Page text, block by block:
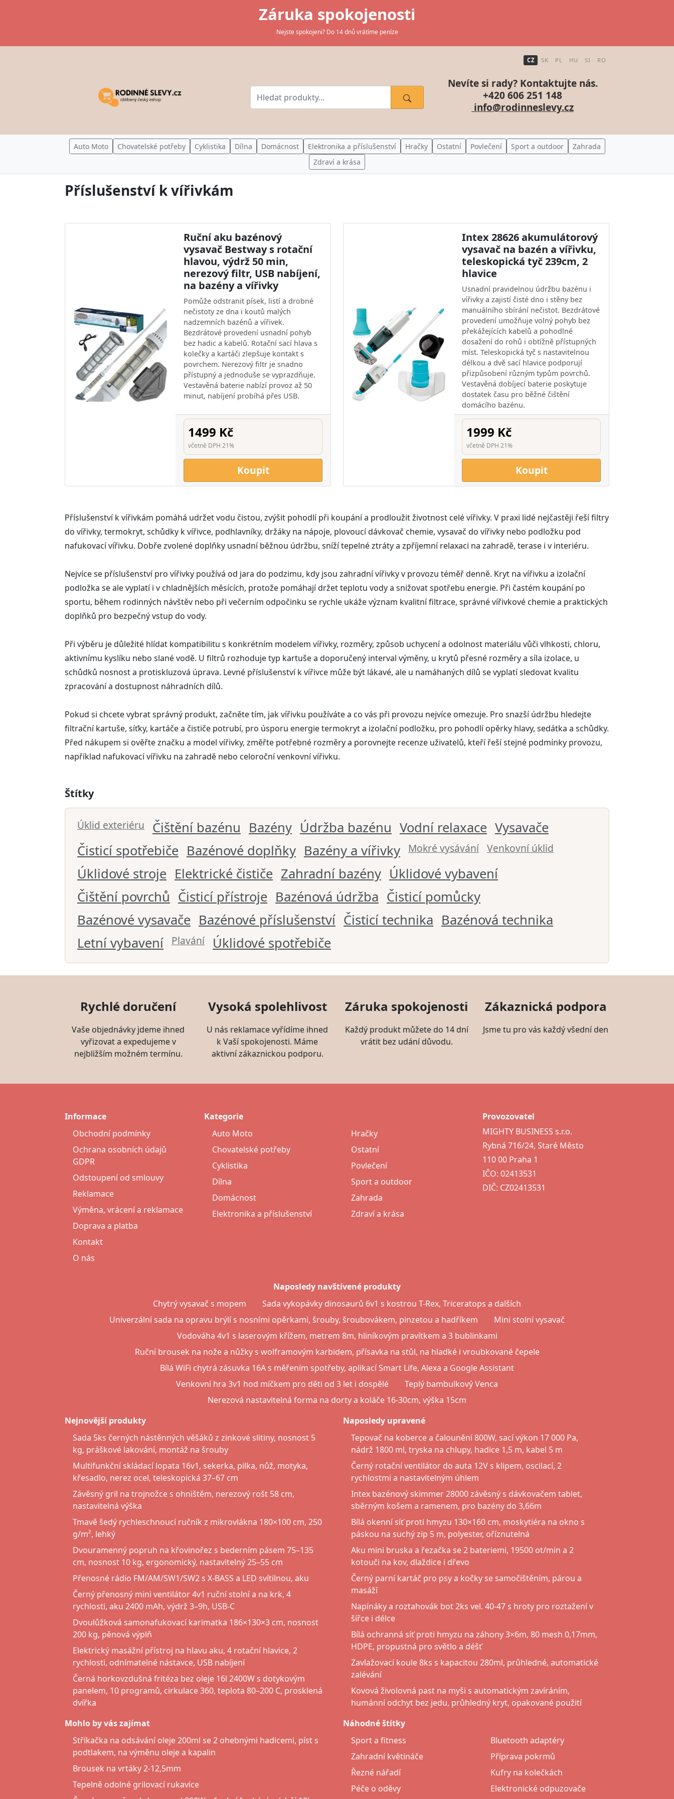
Záruka spokojenosti
Nejste spokojeni? Do 14 dnů vrátíme peníze
CZ SK PL HU SI RO
Nevíte si rady? Kontaktujte nás.
+420 606 251 148
info@rodinneslevy.cz
Auto Moto Chovatelské potřeby Cyklistika Dílna Domácnost Elektronika a příslušenství Hračky Ostatní Povlečení Sport a outdoor
Zahrada
Zdraví a krása
Příslušenství k vířivkám
Ruční aku bazénový
vysavač Bestway s rotační
hlavou, výdrž 50 min,
nerezový filtr, USB nabíjení,
na bazény a vířivky
Pomůže odstranit písek, listí a drobné
nečistoty ze dna i koutů malých
nadzemních bazénů a vířivek.
Bezdrátové provedení usnadní pohyb
bez hadic a kabelů. Rotační sací hlava s
kolečky a kartáči zlepšuje kontakt s
povrchem. Nerezový filtr je snadno
přístupný a jednoduše se vyprazdňuje.
Vestavěná baterie nabízí provoz až 50
minut, nabíjení probíhá přes USB.
1499 Kč
včetně DPH 21%
Koupit
Intex 28626 akumulátorový
vysavač na bazén a vířivku,
teleskopická tyč 239cm, 2
hlavice
Usnadní pravidelnou údržbu bazénu i
vířivky a zajistí čisté dno i stěny bez
manuálního sbírání nečistot. Bezdrátové
provedení umožňuje volný pohyb bez
překážejících kabelů a pohodlné
dosažení do rohů i obtížně přístupných
míst. Teleskopická tyč s nastavitelnou
délkou a dvě sací hlavice podporují
přizpůsobení různým typům povrchů.
Vestavěná dobíjecí baterie poskytuje
dostatek času pro běžné čištění
domácího bazénu.
1999 Kč
včetně DPH 21%
Koupit
Příslušenství k vířivkám pomáhá udržet vodu čistou, zvýšit pohodlí při koupání a prodloužit životnost celé vířivky. V praxi lidé nejčastěji řeší filtry
do vířivky, termokryt, schůdky k vířivce, podhlavníky, držáky na nápoje, plovoucí dávkovač chemie, vysavač do vířivky nebo podložku pod
nafukovací vířivku. Dobře zvolené doplňky usnadní běžnou údržbu, sníží tepelné ztráty a zpříjemní relaxaci na zahradě, terase i v interiéru.
Nejvíce se příslušenství pro vířivky používá od jara do podzimu, kdy jsou zahradní vířivky v provozu téměř denně. Kryt na vířivku a izolační
podložka se ale vyplatí i v chladnějších měsících, protože pomáhají držet teplotu vody a snižovat spotřebu energie. Při častém koupání po
sportu, během rodinných návštěv nebo při večerním odpočinku se rychle ukáže význam kvalitní filtrace, správné vířivkové chemie a praktických
doplňků pro bezpečný vstup do vody.
Při výběru je důležité hlídat kompatibilitu s konkrétním modelem vířivky, rozměry, způsob uchycení a odolnost materiálu vůči vlhkosti, chloru,
aktivnímu kyslíku nebo slané vodě. U filtrů rozhoduje typ kartuše a doporučený interval výměny, u krytů přesné rozměry a síla izolace, u
schůdků nosnost a protiskluzová úprava. Levné příslušenství k vířivce může být lákavé, ale u namáhaných dílů se vyplatí sledovat kvalitu
zpracování a dostupnost náhradních dílů.
Pokud si chcete vybrat správný produkt, začněte tím, jak vířivku používáte a co vás při provozu nejvíce omezuje. Pro snazší údržbu hledejte
filtrační kartuše, síťky, kartáče a čističe potrubí, pro úsporu energie termokryt a izolační podložku, pro pohodlí opěrky hlavy, sedátka a schůdky.
Před nákupem si ověřte značku a model vířivky, změřte potřebné rozměry a porovnejte recenze uživatelů, kteří řeší stejné podmínky provozu,
například nafukovací vířivku na zahradě nebo celoroční venkovní vířivku.
Štítky
Úklid exteriéru Čištění bazénu Bazény Údržba bazénu Vodní relaxace Vysavače
Čisticí spotřebiče Bazénové doplňky Bazény a vířivky Mokré vysávání Venkovní úklid
Úklidové stroje Elektrické čističe Zahradní bazény Úklidové vybavení
Čištění povrchů Čisticí přístroje Bazénová údržba Čisticí pomůcky
Bazénové vysavače Bazénové příslušenství Čisticí technika Bazénová technika
Letní vybavení
Plavání Úklidové spotřebiče
Rychlé doručení
Vaše objednávky jdeme ihned
vyřizovat a expedujeme v
nejbližším možném termínu.
Vysoká spolehlivost
U nás reklamace vyřídíme ihned
k Vaší spokojenosti. Máme
aktivní zákaznickou podporu.
Záruka spokojenosti
Každý produkt můžete do 14 dní
vrátit bez udání důvodu.
Zákaznická podpora
Jsme tu pro vás každý všední den
Informace
Obchodní podmínky
Ochrana osobních údajů
GDPR
Odstoupení od smlouvy
Reklamace
Výměna, vrácení a reklamace
Doprava a platba
Kontakt
O nás
Kategorie
Auto Moto
Chovatelské potřeby
Cyklistika
Dílna
Domácnost
Elektronika a příslušenství
Hračky
Ostatní
Povlečení
Sport a outdoor
Zahrada
Zdraví a krása
Provozovatel
MIGHTY BUSINESS s.r.o.
Rybná 716/24, Staré Město
110 00 Praha 1
IČO: 02413531
DIČ: CZ02413531
Naposledy navštívené produkty
Chytrý vysavač s mopem
Sada vykopávky dinosaurů 6v1 s kostrou T-Rex, Triceratops a dalších
Univerzální sada na opravu brýlí s nosními opěrkami, šrouby, šroubovákem, pinzetou a hadříkem
Mini stolní vysavač
Vodováha 4v1 s laserovým křížem, metrem 8m, hliníkovým pravítkem a 3 bublinkami
Ruční brousek na nože a nůžky s wolframovým karbidem, přísavka na stůl, na hladké i vroubkované čepele
Bílá WiFi chytrá zásuvka 16A s měřením spotřeby, aplikací Smart Life, Alexa a Google Assistant
Venkovní hra 3v1 hod míčkem pro děti od 3 let i dospělé
Teplý bambulkový Venca
Nerezová nastavitelná forma na dorty a koláče 16-30cm, výška 15cm
Nejnovější produkty
Sada 5ks černých nástěnných věšáků z zinkové slitiny, nosnost 5
kg, práškové lakování, montáž na šrouby
Multifunkční skládací lopata 16v1, sekerka, pilka, nůž, motyka,
křesadlo, nerez ocel, teleskopická 37–67 cm
Závěsný gril na trojnožce s ohništěm, nerezový rošt 58 cm,
nastavitelná výška
Tmavě šedý rychleschnoucí ručník z mikrovlákna 180×100 cm, 250
g/m², lehký
Dvouramenný popruh na křovinořez s bederním pásem 75–135
cm, nosnost 10 kg, ergonomický, nastavitelný 25–55 cm
Přenosné rádio FM/AM/SW1/SW2 s X-BASS a LED svítilnou, aku
Černý přenosný mini ventilátor 4v1 ruční stolní a na krk, 4
rychlosti, aku 2400 mAh, výdrž 3–9h, USB-C
Dvoulůžková samonafukovací karimatka 186×130×3 cm, nosnost
200 kg, pěnová výplň
Elektrický masážní přístroj na hlavu aku, 4 rotační hlavice, 2
rychlosti, odnímatelné nástavce, USB nabíjení
Černá horkovzdušná fritéza bez oleje 16l 2400W s dotykovým
panelem, 10 programů, cirkulace 360, teplota 80–200 C, prosklená
dvířka
Naposledy upravené
Tepovač na koberce a čalounění 800W, sací výkon 17 000 Pa,
nádrž 1800 ml, tryska na chlupy, hadice 1,5 m, kabel 5 m
Černý rotační ventilátor do auta 12V s klipem, oscilací, 2
rychlostmi a nastavitelným úhlem
Intex bazénový skimmer 28000 závěsný s dávkovačem tablet,
sběrným košem a ramenem, pro bazény do 3,66m
Bílá okenní síť proti hmyzu 130×160 cm, moskytiéra na okno s
páskou na suchý zip 5 m, polyester, oříznutelná
Aku mini bruska a řezačka se 2 bateriemi, 19500 ot/min a 2
kotouči na kov, dlaždice i dřevo
Černý parní kartáč pro psy a kočky se samočištěním, párou a
masáží
Napínáky a roztahovák bot 2ks vel. 40-47 s hroty pro roztažení v
šířce i délce
Bílá ochranná síť proti hmyzu na záhony 3×6m, 80 mesh 0,17mm,
HDPE, propustná pro světlo a déšť
Zavlažovací koule 8ks s kapacitou 280ml, průhledné, automatické
zalévání
Kovová živolovná past na myši s automatickým zavíráním,
humánní odchyt bez jedu, průhledný kryt, opakované použití
Mohlo by vás zajímat
Stříkačka na odsávání oleje 200ml se 2 ohebnými hadicemi, píst s
podtlakem, na výměnu oleje a kapalin
Brousek na vrtáky 2-12,5mm
Tepelně odolné grilovací rukavice
Náhodné štítky
Sport a fitness
Zahradní květináče
Řezné nářadí
Péče o oděvy
Bluetooth adaptéry
Příprava pokrmů
Kufry na kolečkách
Elektronické odpuzovače